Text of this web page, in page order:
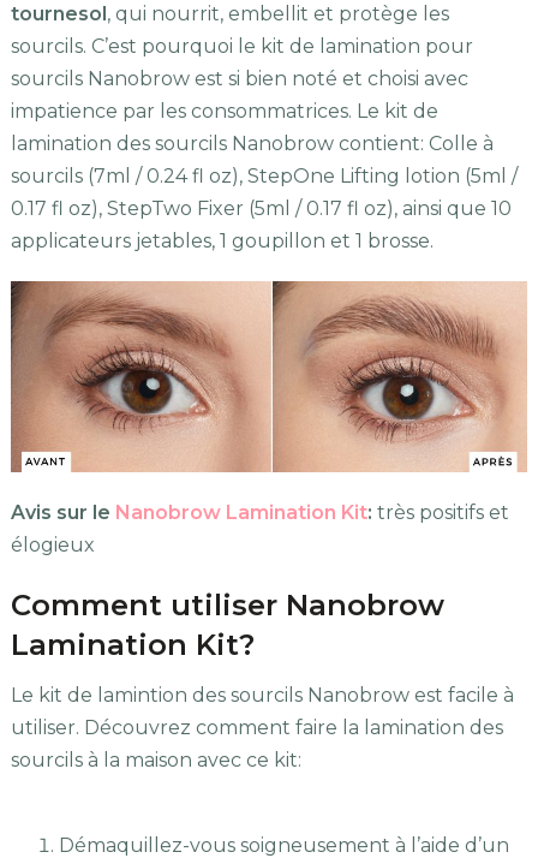
tournesol, qui nourrit, embellit et protège les
sourcils. C’est pourquoi le kit de lamination pour
sourcils Nanobrow est si bien noté et choisi avec
impatience par les consommatrices. Le kit de
lamination des sourcils Nanobrow contient: Colle à
sourcils (7ml / 0.24 fl oz), StepOne Lifting lotion (5ml /
0.17 fl oz), StepTwo Fixer (5ml / 0.17 fl oz), ainsi que 10
applicateurs jetables, 1 goupillon et 1 brosse.
Avis sur le Nanobrow Lamination Kit: très positifs et
élogieux
Comment utiliser Nanobrow
Lamination Kit?
Le kit de lamintion des sourcils Nanobrow est facile à
utiliser. Découvrez comment faire la lamination des
sourcils à la maison avec ce kit:
Démaquillez-vous soigneusement à l’aide d’un